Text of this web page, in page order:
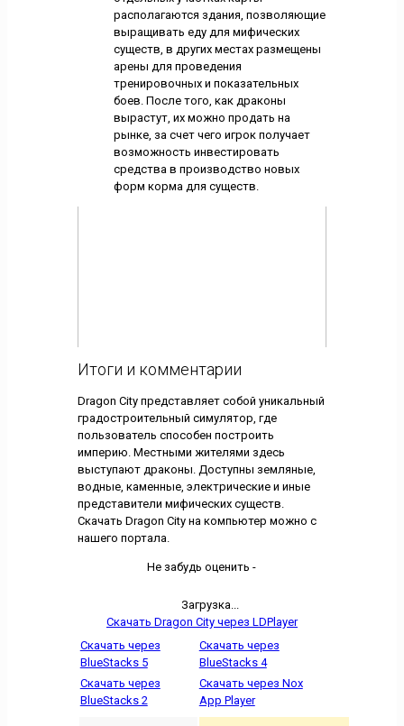
располагаются здания, позволяющие
выращивать еду для мифических
существ, в других местах размещены
арены для проведения
тренировочных и показательных
боев. После того, как драконы
вырастут, их можно продать на
рынке, за счет чего игрок получает
возможность инвестировать
средства в производство новых
форм корма для существ.
Итоги и комментарии
Dragon City представляет собой уникальный
градостроительный симулятор, где
пользователь способен построить
империю. Местными жителями здесь
выступают драконы. Доступны земляные,
водные, каменные, электрические и иные
представители мифических существ.
Скачать Dragon City на компьютер можно с
нашего портала.
Не забудь оценить -
Загрузка...
Скачать Dragon City через LDPlayer
Скачать через
BlueStacks 5
Скачать через
BlueStacks 4
Скачать через
BlueStacks 2
Скачать через Nox
App Player